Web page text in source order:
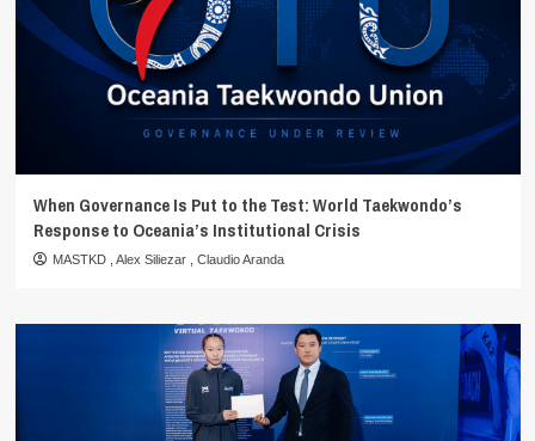
When Governance Is Put to the Test: World Taekwondo’s
Response to Oceania’s Institutional Crisis
MASTKD Alex Siliezar Claudio Aranda